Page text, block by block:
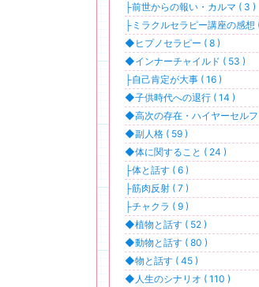
├前世からの報い・カルマ ( 3 )
├ミラクルセラピー講座の感想
◆ヒプノセラピー ( 8 )
◆インナーチャイルド ( 53 )
├自己肯定が大事 ( 16 )
◆子供時代への退行 ( 14 )
◆高次の存在・ハイヤーセルフ
◆副人格 ( 59 )
◆体に関すること ( 24 )
├体と話す ( 6 )
├筋肉反射 ( 7 )
├チャクラ ( 9 )
◆植物と話す ( 52 )
◆動物と話す ( 80 )
◆物と話す ( 45 )
◆人生のシナリオ ( 110 )